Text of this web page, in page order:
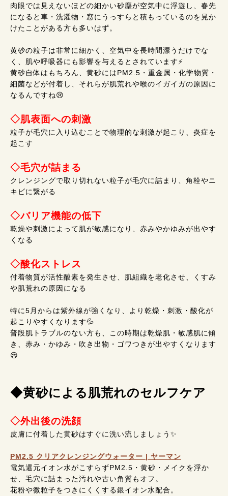
肉眼では見えないほどの細かい砂塵が空気中に浮遊し、春先
になると車・洗濯物・窓にうっすらと積もっているのを見か
けたことがある方も多いはず。
黄砂の粒子は非常に細かく、空気中を長時間漂うだけでな
く、肌や呼吸器にも影響を与えるとされています⚡️
黄砂自体はもちろん、黄砂にはPM2.5・重金属・化学物質・
細菌などが付着し、それらが肌荒れや喉のイガイガの原因に
なるんですね😢
◇肌表面への刺激
粒子が毛穴に入り込むことで物理的な刺激が起こり、炎症を
起こす
◇毛穴が詰まる
クレンジングで取り切れない粒子が毛穴に詰まり、角栓やニ
キビに繋がる
◇バリア機能の低下
乾燥や刺激によって肌が敏感になり、赤みやかゆみが出やす
くなる
◇酸化ストレス
付着物質が活性酸素を発生させ、肌組織を老化させ、くすみ
や肌荒れの原因になる
特に5月からは紫外線が強くなり、より乾燥・刺激・酸化が
起こりやすくなります💦
普段肌トラブルのない方も、この時期は乾燥肌・敏感肌に傾
き、赤み・かゆみ・吹き出物・ゴワつきが出やすくなります
😢
◆黄砂による肌荒れのセルフケア
◇外出後の洗顔
皮膚に付着した黄砂はすぐに洗い流しましょう✨️
PM2.5 クリアクレンジングウォーター | ヤーマン
電気還元イオン水がこすらずPM2.5・黄砂・メイクを浮か
せ、毛穴に詰まった汚れや古い角質もオフ。
花粉や微粒子をつきにくくする銀イオン水配合。